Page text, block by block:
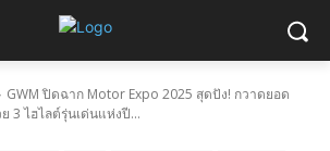
GWM ปิดฉาก Motor Expo 2025 สุดปัง! กวาดยอด
3 ไฮไลต์รุ่นเด่นแห่งปี...